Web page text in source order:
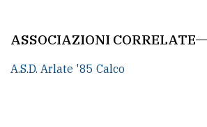
ASSOCIAZIONI CORRELATE
A.S.D. Arlate '85 Calco